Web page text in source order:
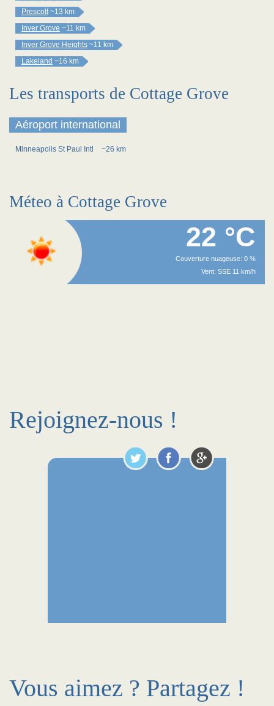
Prescott ~13 km
Inver Grove ~11 km
Inver Grove Heights ~11 km
Lakeland ~16 km
Les transports de Cottage Grove
Aéroport international
Minneapolis St Paul Intl ~26 km
Méteo à Cottage Grove
22 °C
Couverture nuageuse: 0 %
Vent: SSE 11 km/h
Rejoignez-nous !
Vous aimez ? Partagez !